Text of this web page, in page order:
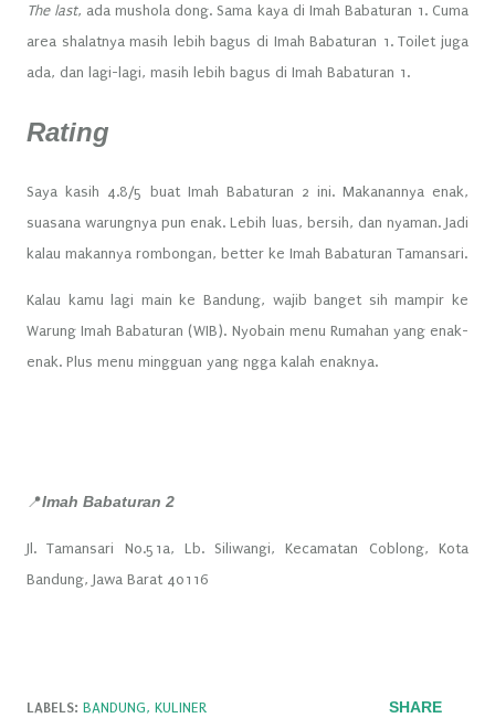
The last, ada mushola dong. Sama kaya di Imah Babaturan 1. Cuma
area shalatnya masih lebih bagus di Imah Babaturan 1. Toilet juga
ada, dan lagi-lagi, masih lebih bagus di Imah Babaturan 1.
Rating
Saya kasih 4.8/5 buat Imah Babaturan 2 ini. Makanannya enak,
suasana warungnya pun enak. Lebih luas, bersih, dan nyaman. Jadi
kalau makannya rombongan, better ke Imah Babaturan Tamansari.
Kalau kamu lagi main ke Bandung, wajib banget sih mampir ke
Warung Imah Babaturan (WIB). Nyobain menu Rumahan yang enak-
enak. Plus menu mingguan yang ngga kalah enaknya.
📍Imah Babaturan 2
Jl. Tamansari No.51a, Lb. Siliwangi, Kecamatan Coblong, Kota
Bandung, Jawa Barat 40116
LABELS: BANDUNG KULINER SHARE